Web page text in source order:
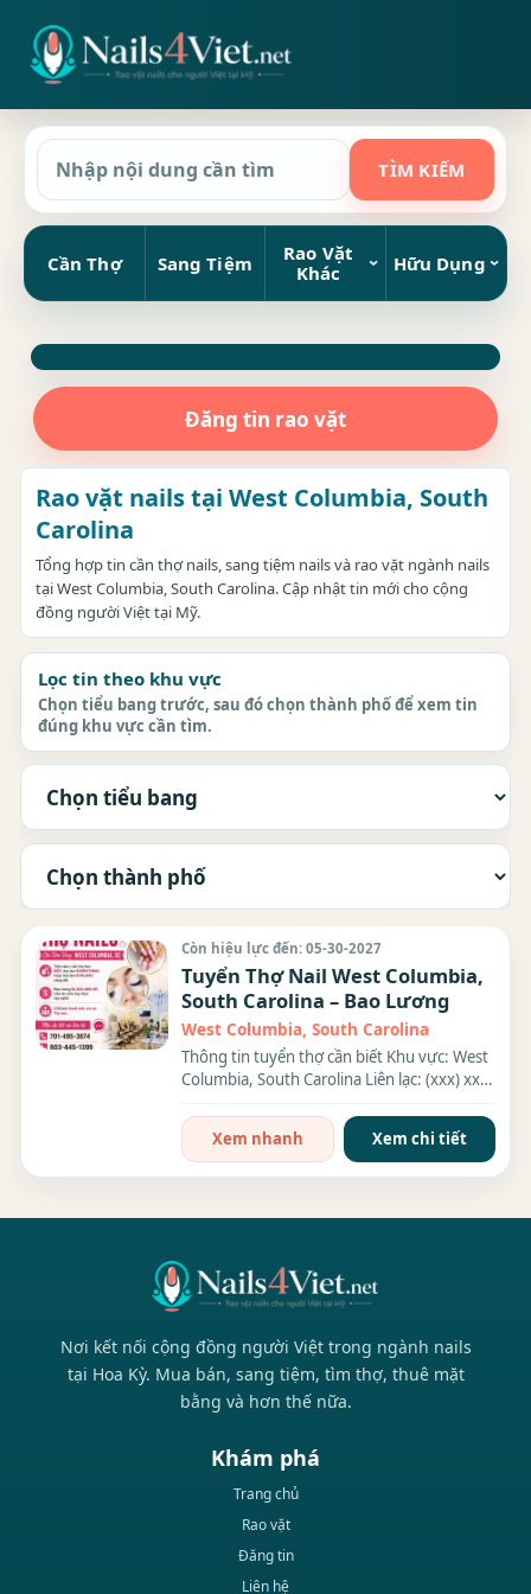
Cần Thợ Sang Tiệm
Rao Vặt
Khác
Hữu Dụng
Đăng tin rao vặt
Rao vặt nails tại West Columbia, South
Carolina
Tổng hợp tin cần thợ nails, sang tiệm nails và rao vặt ngành nails
tại West Columbia, South Carolina. Cập nhật tin mới cho cộng
đồng người Việt tại Mỹ.
Lọc tin theo khu vực
Chọn tiểu bang trước, sau đó chọn thành phố để xem tin
đúng khu vực cần tìm.
Còn hiệu lực đến: 05-30-2027
Tuyển Thợ Nail West Columbia,
South Carolina – Bao Lương
West Columbia, South Carolina
Thông tin tuyển thợ cần biết Khu vực: West
Columbia, South Carolina Liên lạc: (xxx) xxx-
Xem nhanh
Xem chi tiết
Nơi kết nối cộng đồng người Việt trong ngành nails
tại Hoa Kỳ. Mua bán, sang tiệm, tìm thợ, thuê mặt
bằng và hơn thế nữa.
Khám phá
Trang chủ
Rao vặt
Đăng tin
Liên hệ